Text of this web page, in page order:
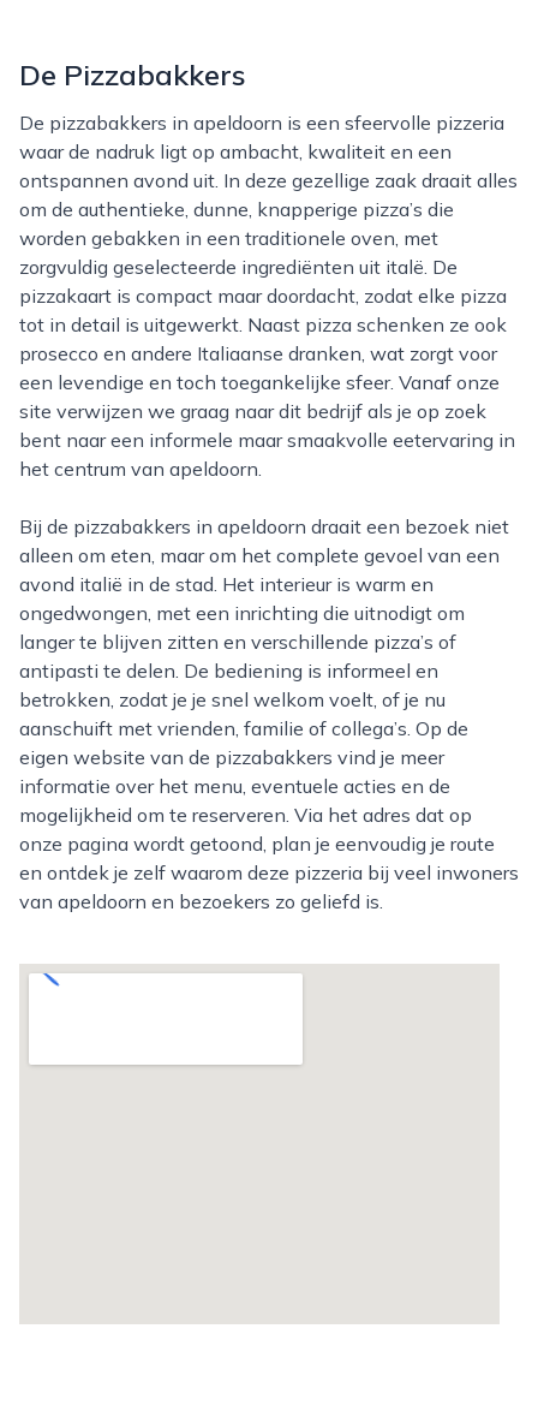
De Pizzabakkers
De pizzabakkers in apeldoorn is een sfeervolle pizzeria
waar de nadruk ligt op ambacht, kwaliteit en een
ontspannen avond uit. In deze gezellige zaak draait alles
om de authentieke, dunne, knapperige pizza’s die
worden gebakken in een traditionele oven, met
zorgvuldig geselecteerde ingrediënten uit italë. De
pizzakaart is compact maar doordacht, zodat elke pizza
tot in detail is uitgewerkt. Naast pizza schenken ze ook
prosecco en andere Italiaanse dranken, wat zorgt voor
een levendige en toch toegankelijke sfeer. Vanaf onze
site verwijzen we graag naar dit bedrijf als je op zoek
bent naar een informele maar smaakvolle eetervaring in
het centrum van apeldoorn.
Bij de pizzabakkers in apeldoorn draait een bezoek niet
alleen om eten, maar om het complete gevoel van een
avond italië in de stad. Het interieur is warm en
ongedwongen, met een inrichting die uitnodigt om
langer te blijven zitten en verschillende pizza’s of
antipasti te delen. De bediening is informeel en
betrokken, zodat je je snel welkom voelt, of je nu
aanschuift met vrienden, familie of collega’s. Op de
eigen website van de pizzabakkers vind je meer
informatie over het menu, eventuele acties en de
mogelijkheid om te reserveren. Via het adres dat op
onze pagina wordt getoond, plan je eenvoudig je route
en ontdek je zelf waarom deze pizzeria bij veel inwoners
van apeldoorn en bezoekers zo geliefd is.